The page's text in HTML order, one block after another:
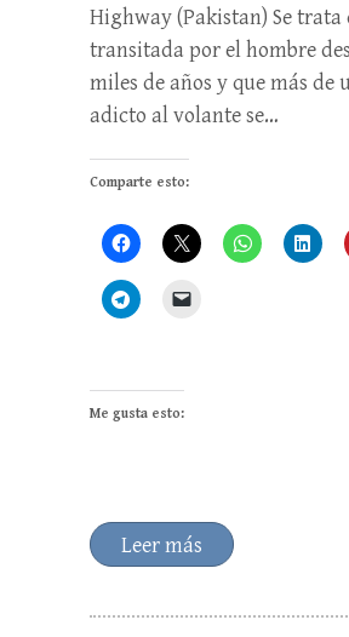
Highway (Pakistan) Se trata
transitada por el hombre
miles de años y que más de
adicto al volante se…
Comparte esto:
Me gusta esto:
Leer más